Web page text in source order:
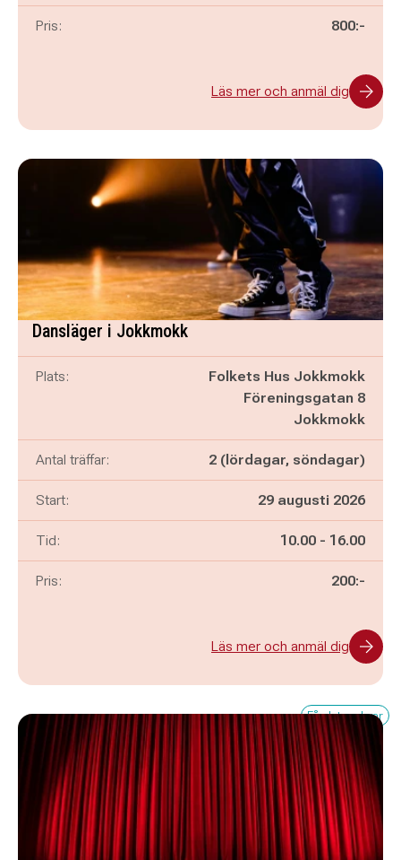
Pris: 800:-
Läs mer och anmäl dig
Dansläger i Jokkmokk
Plats:
Folkets Hus Jokkmokk
Föreningsgatan 8
Jokkmokk
Antal träffar: 2 (lördagar, söndagar)
Start: 29 augusti 2026
Tid: Pågår mellan
10.00 - och
16.00
Pris: 200:-
Läs mer och anmäl dig
Få platser kvar